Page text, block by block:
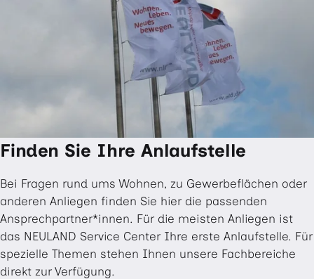
Finden Sie Ihre Anlaufstelle
Bei Fragen rund ums Wohnen, zu Gewerbeflächen oder
anderen Anliegen finden Sie hier die passenden
Ansprechpartner*innen. Für die meisten Anliegen ist
das NEULAND Service Center Ihre erste Anlaufstelle. Für
spezielle Themen stehen Ihnen unsere Fachbereiche
direkt zur Verfügung.